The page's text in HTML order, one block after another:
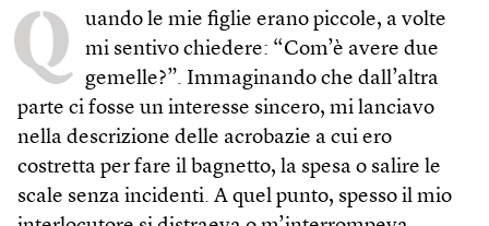
Q uando le mie figlie erano piccole, a volte
mi sentivo chiedere: “Com’è avere due
gemelle?”. Immaginando che dall’altra
parte ci fosse un interesse sincero, mi lanciavo
nella descrizione delle acrobazie a cui ero
costretta per fare il bagnetto, la spesa o salire le
scale senza incidenti. A quel punto, spesso il mio